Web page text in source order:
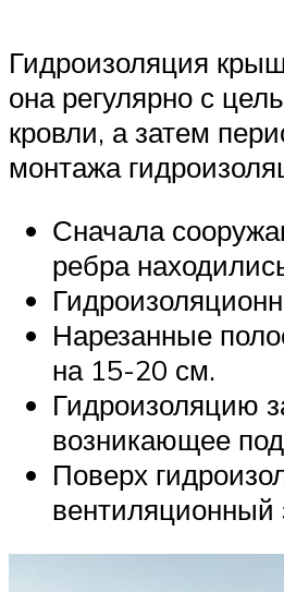
Гидроизоляция
она регулярно с
кровли, а затем
монтажа
Сначала
ребра
Нарезанные
на 15-20 см.
Гидроизоляцию
возникающее
Поверх
вентиляционный